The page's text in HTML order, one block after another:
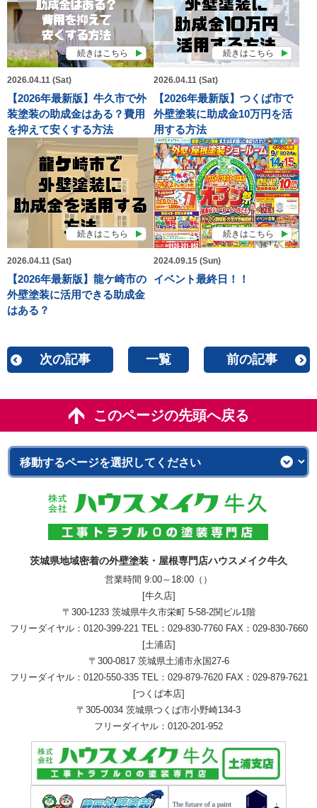
続きはこちら
2026.04.11 (Sat)
【2026年最新版】牛久市で外
装塗装の助成金はある？費用
を抑えて安くする方法
続きはこちら
2026.04.11 (Sat)
【2026年最新版】つくば市で
外壁塗装に助成金10万円を活
用する方法
続きはこちら
2026.04.11 (Sat)
【2026年最新版】龍ケ崎市の
外壁塗装に活用できる助成金
はある？
続きはこちら
2024.09.15 (Sun)
イベント最終日！！
次の記事 一覧 前の記事
このページの先頭へ戻る
茨城県地域密着の外壁塗装・屋根専門店ハウスメイク牛久
営業時間 9:00～18:00（）
[牛久店]
〒300-1233 茨城県牛久市栄町 5-58-2関ビル1階
フリーダイヤル： 0120-399-221TEL： 029-830-7760FAX：029-830-7660
[土浦店]
〒300-0817 茨城県土浦市永国27-6
フリーダイヤル： 0120-550-335TEL： 029-879-7620FAX：029-879-7621
[つくば本店]
〒305-0034 茨城県つくば市小野崎134-3
フリーダイヤル： 0120-201-952